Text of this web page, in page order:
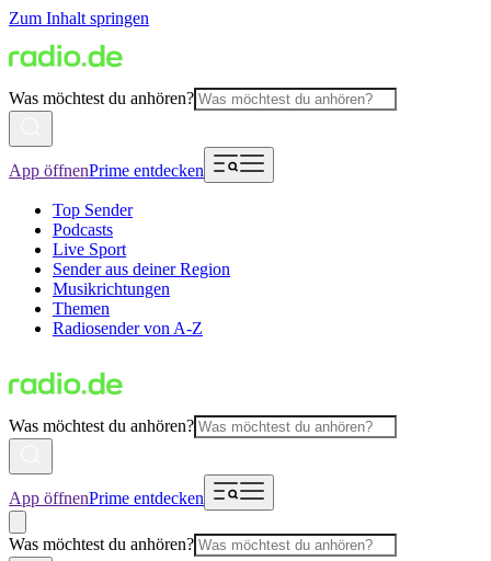
Zum Inhalt springen
Was möchtest du anhören?
App öffnenPrime entdecken
Top Sender
Podcasts
Live Sport
Sender aus deiner Region
Musikrichtungen
Themen
Radiosender von A-Z
Was möchtest du anhören?
App öffnenPrime entdecken
Was möchtest du anhören?